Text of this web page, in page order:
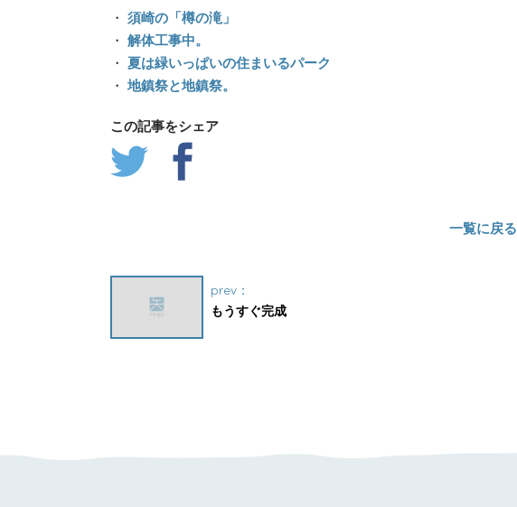
・ 須崎の「樽の滝」
・ 解体工事中。
・ 夏は緑いっぱいの住まいるパーク
・ 地鎮祭と地鎮祭。
この記事をシェア
一覧に戻る
prev：
もうすぐ完成